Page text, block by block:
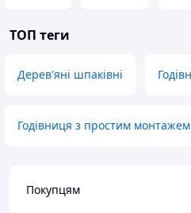
ТОП теги
Дерев'яні шпаківні
Годівниця з простим монтажем
Покупцям